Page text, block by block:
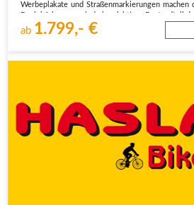
Werbeplakate und Straßenmarkierungen machen
ab 1.799,- €